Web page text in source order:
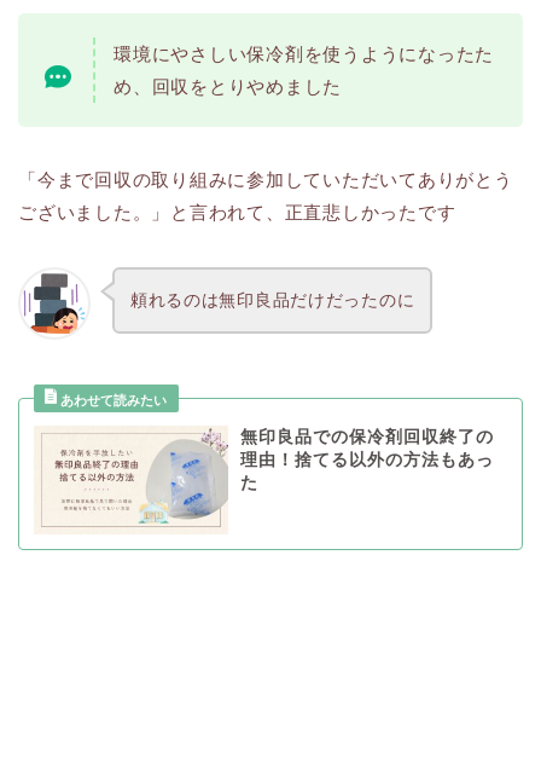
環境にやさしい保冷剤を使うようになったた
め、回収をとりやめました
「今まで回収の取り組みに参加していただいてありがとう
ございました。」と言われて、正直悲しかったです
頼れるのは無印良品だけだったのに
無印良品での保冷剤回収終了の
理由！捨てる以外の方法もあっ
た